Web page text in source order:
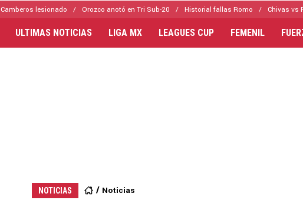
Camberos lesionado Orozco anotó en Tri Sub-20 Historial fallas Romo Chivas vs
ULTIMAS NOTICIAS LIGA MX LEAGUES CUP FEMENIL
NOTICIAS Noticias